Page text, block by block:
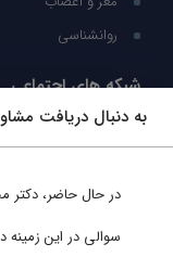
روانشناسی
شبکه های اجتماعی
ما را در شبکه های
به دنبال دریافت
در حال حاضر، دکتر
سوالی در این زمینه